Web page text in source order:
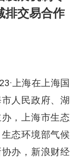
排交易合作
上海在上海国
人民政府、湖
，上海市生态
态环境部气候
办，新浪财经